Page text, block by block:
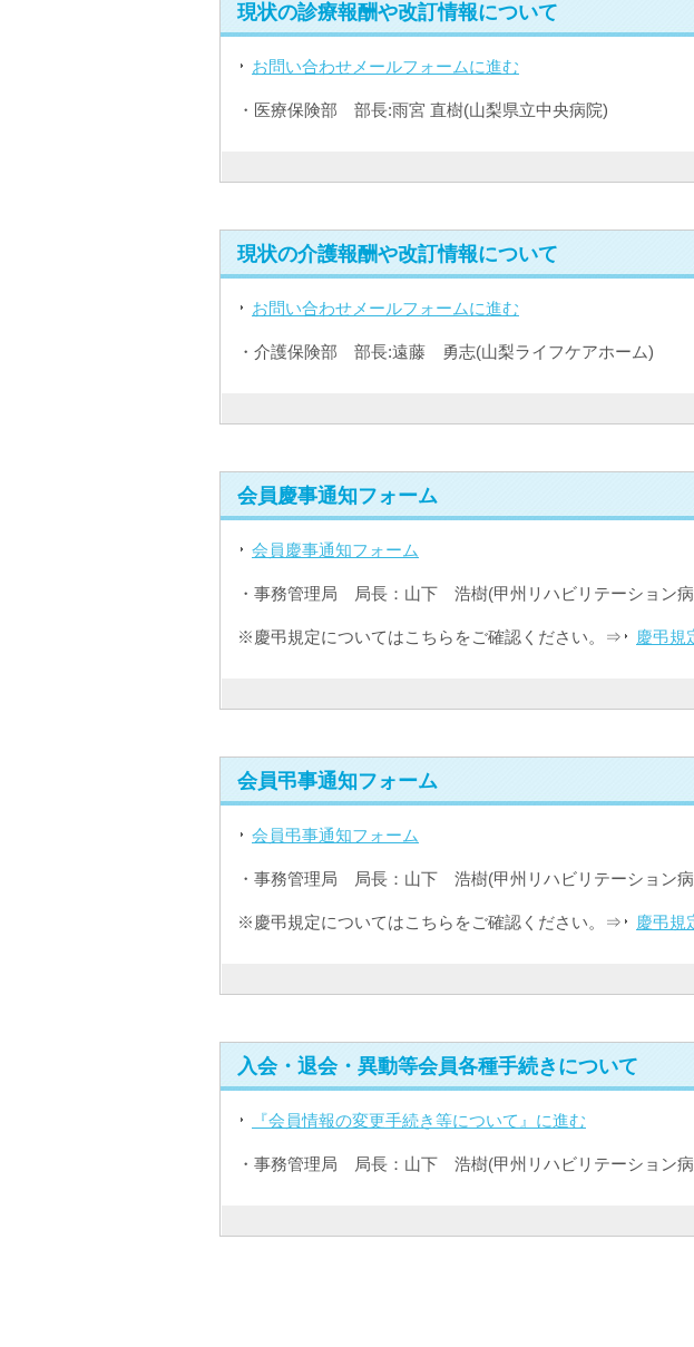
現状の診療報酬や改訂情報について
お問い合わせメールフォームに進む
・医療保険部 部長:雨宮 直樹(山梨県立中央病院)
現状の介護報酬や改訂情報について
お問い合わせメールフォームに進む
・介護保険部 部長:遠藤 勇志(山梨ライフケアホーム)
会員慶事通知フォーム
会員慶事通知フォーム
・事務管理局 局長：山下 浩樹(甲州リハビリテーション
※慶弔規定についてはこちらをご確認ください。⇒ 慶弔規
会員弔事通知フォーム
会員弔事通知フォーム
・事務管理局 局長：山下 浩樹(甲州リハビリテーション
※慶弔規定についてはこちらをご確認ください。⇒ 慶弔規
入会・退会・異動等会員各種手続きについて
『会員情報の変更手続き等について』に進む
・事務管理局 局長：山下 浩樹(甲州リハビリテーション